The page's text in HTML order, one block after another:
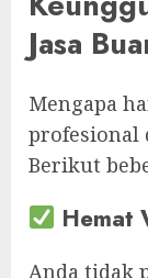
Jasa
Mengapa
profesional
Berikut
Hemat
Anda tidak